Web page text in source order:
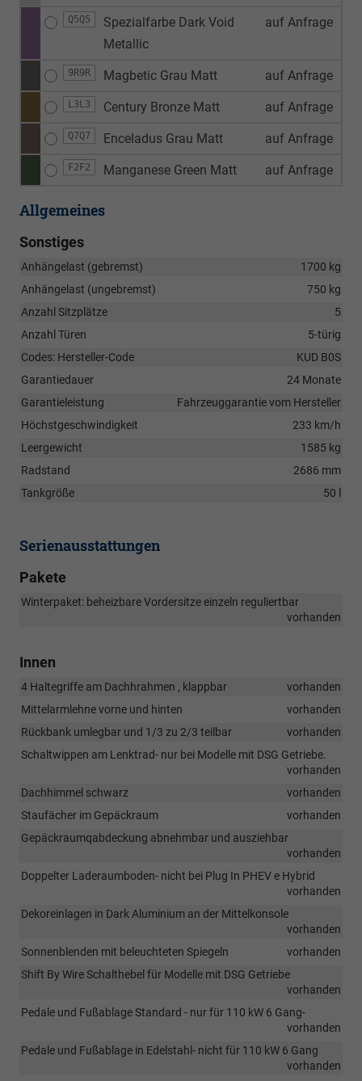
Q5Q5
Spezialfarbe Dark Void
Metallic
auf Anfrage
9R9R Magbetic Grau Matt auf Anfrage
L3L3 Century Bronze Matt auf Anfrage
Q7Q7 Enceladus Grau Matt auf Anfrage
F2F2 Manganese Green Matt auf Anfrage
Allgemeines
Sonstiges
Anhängelast (gebremst)
1700 kg
Anhängelast (ungebremst)
750 kg
Anzahl Sitzplätze
5
Anzahl Türen
5-türig
Codes: Hersteller-Code
KUD B0S
Garantiedauer
24 Monate
Garantieleistung
Fahrzeuggarantie vom Hersteller
Höchstgeschwindigkeit
233 km/h
Leergewicht
1585 kg
Radstand
2686 mm
Tankgröße
50 l
Serienausstattungen
Pakete
Winterpaket: beheizbare Vordersitze einzeln reguliertbar
vorhanden
Innen
4 Haltegriffe am Dachhrahmen , klappbar
vorhanden
Mittelarmlehne vorne und hinten
vorhanden
Rückbank umlegbar und 1/3 zu 2/3 teilbar
vorhanden
Schaltwippen am Lenktrad- nur bei Modelle mit DSG Getriebe.
vorhanden
Dachhimmel schwarz
vorhanden
Staufächer im Gepäckraum
vorhanden
Gepäckraumqabdeckung abnehmbar und ausziehbar
vorhanden
Doppelter Laderaumboden- nicht bei Plug In PHEV e Hybrid
vorhanden
Dekoreinlagen in Dark Aluminium an der Mittelkonsole
vorhanden
Sonnenblenden mit beleuchteten Spiegeln
vorhanden
Shift By Wire Schalthebel für Modelle mit DSG Getriebe
vorhanden
Pedale und Fußablage Standard - nur für 110 kW 6 Gang-
vorhanden
Pedale und Fußablage in Edelstahl- nicht für 110 kW 6 Gang
vorhanden